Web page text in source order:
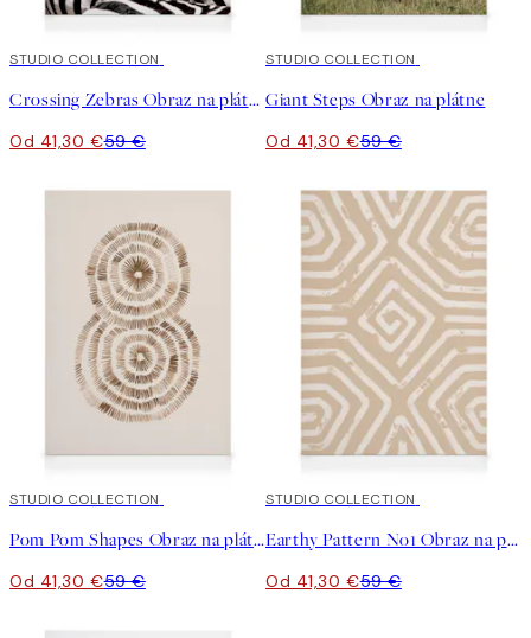
30%*
STUDIO COLLECTION
Crossing Zebras Obraz na plátne
Od 41,30 €59 €
30%*
STUDIO COLLECTION
Giant Steps Obraz na plátne
Od 41,30 €59 €
30%*
STUDIO COLLECTION
Pom Pom Shapes Obraz na plátne
Od 41,30 €59 €
30%*
STUDIO COLLECTION
Earthy Pattern No1 Obraz na plátne
Od 41,30 €59 €